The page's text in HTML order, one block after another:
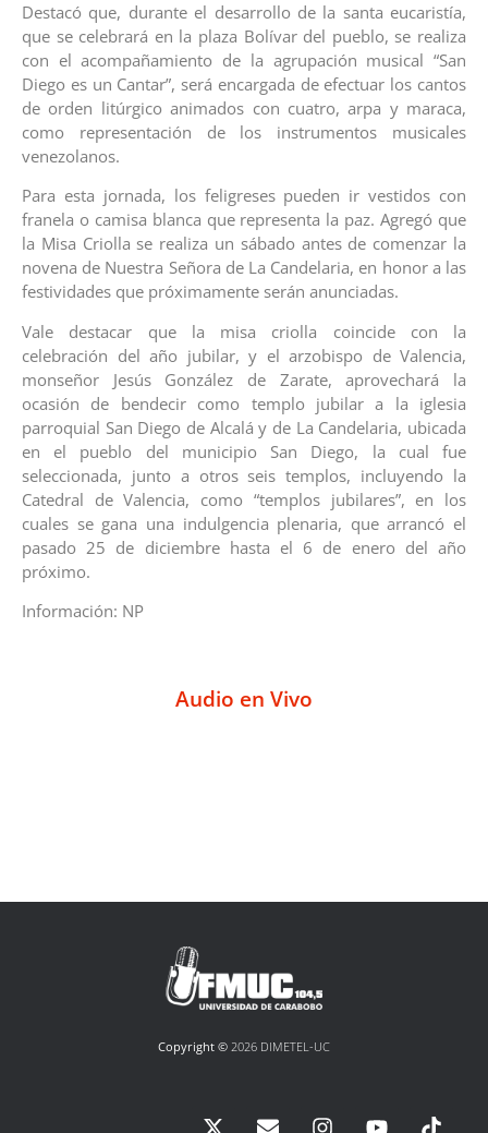
Destacó que, durante el desarrollo de la santa eucaristía,
que se celebrará en la plaza Bolívar del pueblo, se realiza
con el acompañamiento de la agrupación musical “San
Diego es un Cantar”, será encargada de efectuar los cantos
de orden litúrgico animados con cuatro, arpa y maraca,
como representación de los instrumentos musicales
venezolanos.
Para esta jornada, los feligreses pueden ir vestidos con
franela o camisa blanca que representa la paz. Agregó que
la Misa Criolla se realiza un sábado antes de comenzar la
novena de Nuestra Señora de La Candelaria, en honor a las
festividades que próximamente serán anunciadas.
Vale destacar que la misa criolla coincide con la
celebración del año jubilar, y el arzobispo de Valencia,
monseñor Jesús González de Zarate, aprovechará la
ocasión de bendecir como templo jubilar a la iglesia
parroquial San Diego de Alcalá y de La Candelaria, ubicada
en el pueblo del municipio San Diego, la cual fue
seleccionada, junto a otros seis templos, incluyendo la
Catedral de Valencia, como “templos jubilares”, en los
cuales se gana una indulgencia plenaria, que arrancó el
pasado 25 de diciembre hasta el 6 de enero del año
próximo.
Información: NP
Audio en Vivo
Copyright © 2026 DIMETEL-UC